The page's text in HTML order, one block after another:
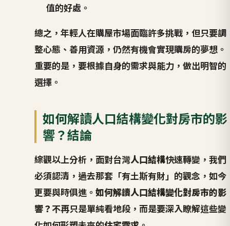
值的好處。
總之，年輕人在購屋市場面臨許多挑戰，但只要調
整心態、善用資源，仍然有機會實現購房的夢想。
重要的是，要根據自身的需求與能力，做出明智的
選擇。
如何解讀人口結構變化對房市的影
響？結論
綜觀以上分析，面對台灣人口結構快速轉變，我們
必須認清，過去那套「有土斯有財」的觀念，如今
更要與時俱進。如何解讀人口結構變化對房市的影
響？ 不再只是單純看地段，而是要深入瞭解這些變